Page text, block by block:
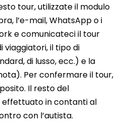
tour, utilizzate il modulo
l’e-mail, WhatsApp o i
e comunicateci il tour
viaggiatori, il tipo di
di lusso, ecc.) e la
Per confermare il tour,
Il resto del
in contanti al
con l’autista.